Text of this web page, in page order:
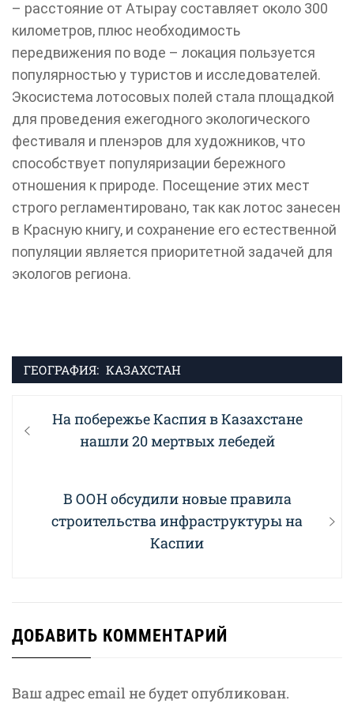
– расстояние от Атырау составляет около 300
километров, плюс необходимость
передвижения по воде – локация пользуется
популярностью у туристов и исследователей.
Экосистема лотосовых полей стала площадкой
для проведения ежегодного экологического
фестиваля и пленэров для художников, что
способствует популяризации бережного
отношения к природе. Посещение этих мест
строго регламентировано, так как лотос занесен
в Красную книгу, и сохранение его естественной
популяции является приоритетной задачей для
экологов региона.
ГЕОГРАФИЯ: КАЗАХСТАН
Навигация
по
Previous
post:
На побережье Каспия в Казахстане
нашли 20 мертвых лебедей
Next
post:
В ООН обсудили новые правила
строительства инфраструктуры на
Каспии
ДОБАВИТЬ КОММЕНТАРИЙ
Ваш адрес email не будет опубликован.